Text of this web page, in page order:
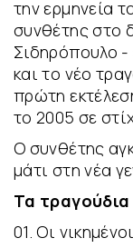
την ερμηνεία
συνθέτης στο
Σιδηρόπουλο -
και το νέο
πρώτη
το 2005 σε
Ο συνθέτης
μάτι στη νέα
Τα
01. Οι νικημένοι